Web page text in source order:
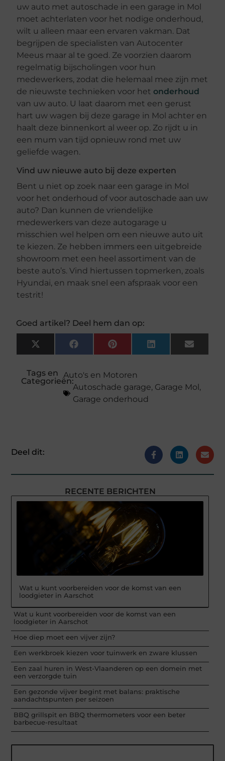
uw auto met autoschade in een garage in Mol
moet achterlaten voor het nodige onderhoud,
wilt u alleen maar een ervaren vakman. Dat
begrijpen de specialisten van Autocenter
Meeus maar al te goed. Ze voorzien daarom
regelmatig bijscholingen voor hun
medewerkers, zodat die helemaal mee zijn met
de nieuwste technieken voor hetonderhoud
van uw auto. U laat daarom met een gerust
hart uw wagen bij deze garage in Mol achter en
haalt deze binnenkort al weer op. Zo rijdt u in
een mum van tijd opnieuw rond met uw
geliefde wagen.
Vind uw nieuwe auto bij deze experten
Bent u niet op zoek naar een garage in Mol
voor het onderhoud of voor autoschade aan uw
auto? Dan kunnen de vriendelijke
medewerkers van deze autogarage u
misschien wel helpen om een nieuwe auto uit
te kiezen. Ze hebben immers een uitgebreide
showroom met een heel assortiment van de
beste auto’s. Vind hiertussen topmerken, zoals
Hyundai, en maak snel een afspraak voor een
testrit!
Goed artikel? Deel hem dan op:
X
(Twitter)
FacebookPinterestLinkedInEmail
Tags en
Categorieën:
Auto's en Motoren
Autoschade garage, Garage Mol,
Garage onderhoud
Deel dit:
RECENTE BERICHTEN
Wat u kunt voorbereiden voor de komst van een
loodgieter in Aarschot
Wat u kunt voorbereiden voor de komst van een
loodgieter in Aarschot
Hoe diep moet een vijver zijn?
Een werkbroek kiezen voor tuinwerk en zware klussen
Een zaal huren in West-Vlaanderen op een domein met
een verzorgde tuin
Een gezonde vijver begint met balans: praktische
aandachtspunten per seizoen
BBQ grillspit en BBQ thermometers voor een beter
barbecue-resultaat